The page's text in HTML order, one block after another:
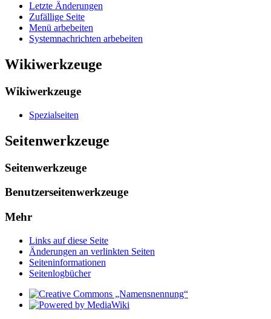
Letzte Änderungen
Zufällige Seite
Menü arbebeiten
Systemnachrichten arbebeiten
Wikiwerkzeuge
Wikiwerkzeuge
Spezialseiten
Seitenwerkzeuge
Seitenwerkzeuge
Benutzerseitenwerkzeuge
Mehr
Links auf diese Seite
Änderungen an verlinkten Seiten
Seiten­­informationen
Seitenlogbücher